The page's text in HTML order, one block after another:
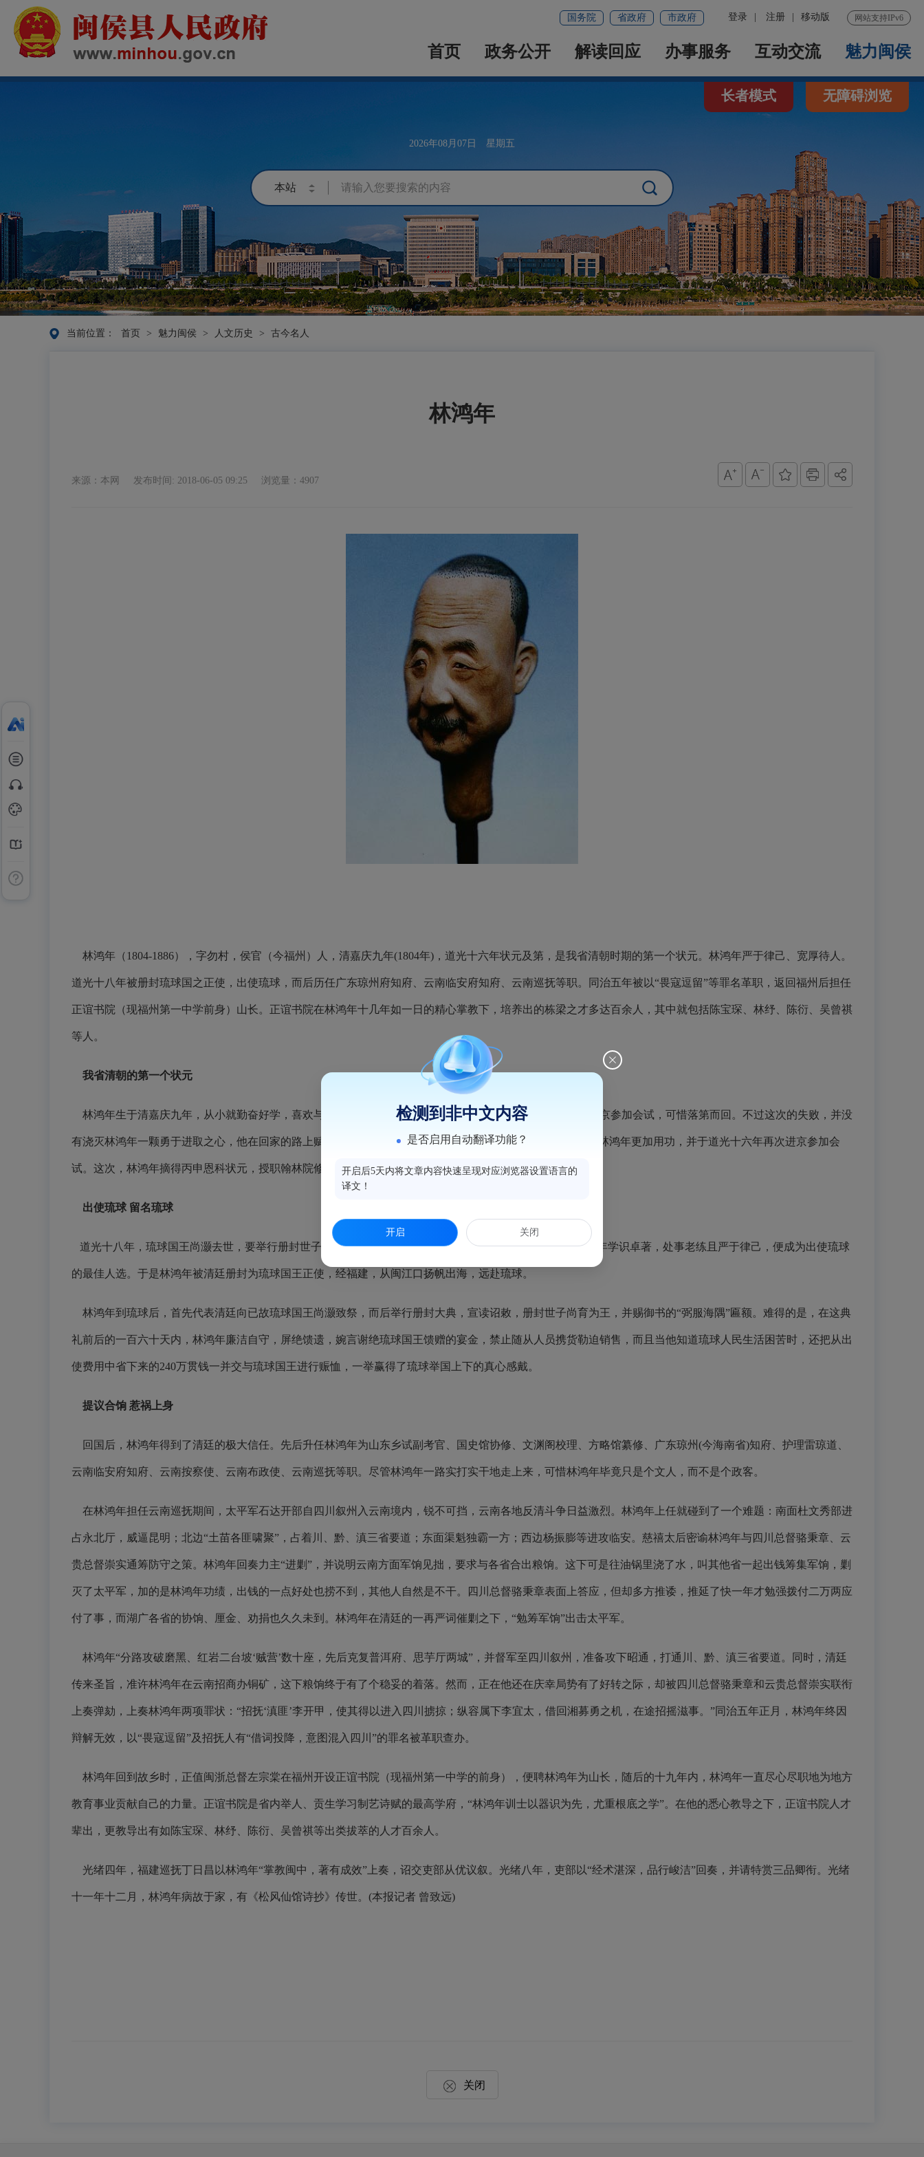
网站支持IPv6
登录 注册 移动版
国务院 省政府 市政府
首页 政务公开 解读回应 办事服务 互动交流 魅力闽侯
2026年08月07日 星期五
长者模式 无障碍浏览
当前位置： 首页 > 魅力闽侯 > 人文历史 > 古今名人
林鸿年
来源：本网 发布时间: 2018-06-05 09:25 浏览量：4907
林鸿年（1804-1886），字勿村，侯官（今福州）人，清嘉庆九年(1804年)，道光十六年状元及第，是我省清朝时期的第一个状元。林鸿年严于律己、宽厚待人。
道光十八年被册封琉球国之正使，出使琉球，而后历任广东琼州府知府、云南临安府知府、云南巡抚等职。同治五年被以“畏寇逗留”等罪名革职，返回福州后担任
正谊书院（现福州第一中学前身）山长。正谊书院在林鸿年十几年如一日的精心掌教下，培养出的栋梁之才多达百余人，其中就包括陈宝琛、林纾、陈衍、吴曾祺
等人。
我省清朝的第一个状元
林鸿年生于清嘉庆九年，从小就勤奋好学，喜欢与人互相切磋学问。二十五岁时中了举人，并于道光九年进京参加会试，可惜落第而回。不过这次的失败，并没
有浇灭林鸿年一颗勇于进取之心，他在回家的路上赋诗自励：“状元二字消难去，我亦摩挲铁砚来。”回家后，林鸿年更加用功，并于道光十六年再次进京参加会
试。这次，林鸿年摘得丙申恩科状元，授职翰林院修撰，时值三十二岁，成为了我省清朝时期的第一个状元。
出使琉球 留名琉球
道光十八年，琉球国王尚灏去世，要举行册封世子尚育袭位的大典，上报朝廷希望出使参加大典。由于林鸿年学识卓著，处事老练且严于律己，便成为出使琉球
的最佳人选。于是林鸿年被清廷册封为琉球国王正使，经福建，从闽江口扬帆出海，远赴琉球。
林鸿年到琉球后，首先代表清廷向已故琉球国王尚灏致祭，而后举行册封大典，宣读诏敕，册封世子尚育为王，并赐御书的“弼服海隅”匾额。难得的是，在这典
礼前后的一百六十天内，林鸿年廉洁自守，屏绝馈遗，婉言谢绝琉球国王馈赠的宴金，禁止随从人员携货勒迫销售，而且当他知道琉球人民生活困苦时，还把从出
使费用中省下来的240万贯钱一并交与琉球国王进行赈恤，一举赢得了琉球举国上下的真心感戴。
提议合饷 惹祸上身
回国后，林鸿年得到了清廷的极大信任。先后升任林鸿年为山东乡试副考官、国史馆协修、文渊阁校理、方略馆纂修、广东琼州(今海南省)知府、护理雷琼道、
云南临安府知府、云南按察使、云南布政使、云南巡抚等职。尽管林鸿年一路实打实干地走上来，可惜林鸿年毕竟只是个文人，而不是个政客。
在林鸿年担任云南巡抚期间，太平军石达开部自四川叙州入云南境内，锐不可挡，云南各地反清斗争日益激烈。林鸿年上任就碰到了一个难题：南面杜文秀部进
占永北厅，威逼昆明；北边“土苗各匪啸聚”，占着川、黔、滇三省要道；东面渠魁独霸一方；西边杨振膨等进攻临安。慈禧太后密谕林鸿年与四川总督骆秉章、云
贵总督崇实通筹防守之策。林鸿年回奏力主“进剿”，并说明云南方面军饷见拙，要求与各省合出粮饷。这下可是往油锅里浇了水，叫其他省一起出钱筹集军饷，剿
灭了太平军，加的是林鸿年功绩，出钱的一点好处也捞不到，其他人自然是不干。四川总督骆秉章表面上答应，但却多方推诿，推延了快一年才勉强拨付二万两应
付了事，而湖广各省的协饷、厘金、劝捐也久久未到。林鸿年在清廷的一再严词催剿之下，“勉筹军饷”出击太平军。
林鸿年“分路攻破磨黑、红岩二台坡‘贼营’数十座，先后克复普洱府、思芋厅两城”，并督军至四川叙州，准备攻下昭通，打通川、黔、滇三省要道。同时，清廷
传来圣旨，准许林鸿年在云南招商办铜矿，这下粮饷终于有了个稳妥的着落。然而，正在他还在庆幸局势有了好转之际，却被四川总督骆秉章和云贵总督崇实联衔
上奏弹劾，上奏林鸿年两项罪状：“招抚‘滇匪’李开甲，使其得以进入四川掳掠；纵容属下李宜太，借回湘募勇之机，在途招摇滋事。”同治五年正月，林鸿年终因
辩解无效，以“畏寇逗留”及招抚人有“借词投降，意图混入四川”的罪名被革职查办。
林鸿年回到故乡时，正值闽浙总督左宗棠在福州开设正谊书院（现福州第一中学的前身），便聘林鸿年为山长，随后的十九年内，林鸿年一直尽心尽职地为地方
教育事业贡献自己的力量。正谊书院是省内举人、贡生学习制艺诗赋的最高学府，“林鸿年训士以器识为先，尤重根底之学”。在他的悉心教导之下，正谊书院人才
辈出，更教导出有如陈宝琛、林纾、陈衍、吴曾祺等出类拔萃的人才百余人。
光绪四年，福建巡抚丁日昌以林鸿年“掌教闽中，著有成效”上奏，诏交吏部从优议叙。光绪八年，吏部以“经术湛深，品行峻洁”回奏，并请特赏三品卿衔。光绪
十一年十二月，林鸿年病故于家，有《松风仙馆诗抄》传世。(本报记者 曾致远)
关闭
检测到非中文内容
是否启用自动翻译功能？
开启后5天内将文章内容快速呈现对应浏览器设置语言的
译文！
开启 关闭